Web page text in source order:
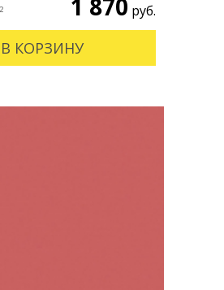
1 870 руб.
В КОРЗИНУ